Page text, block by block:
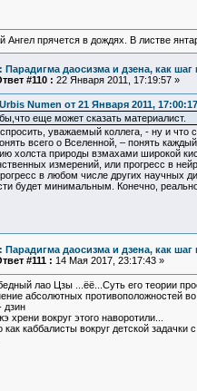
Ангел прячется в дождях. В листве
Парадигма даосизма и дзена, как
#110 : 22 Января 2011, 17:19:57 »
Numen от 21 Января 2011, 17:00:17
еще может сказать материалист.
уважаемый коллега, - ну и что
всего о Вселенной, – понять
холста природы взмахами широкой
измерений, или прогресс в
в любом числе других научных
будет минимальным. Конечно,
Парадигма даосизма и дзена, как
#111 : 14 Мая 2017, 23:17:43 »
лао Цзы ...ёё...Суть его теории
абсолютных противоположностей
дзин
хрени вокруг этого наворотили...
как каббалисты вокруг детской